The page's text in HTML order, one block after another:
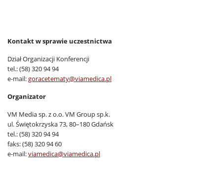
Kontakt w sprawie uczestnictwa
Dział Organizacji Konferencji
tel.: (58) 320 94 94
e-mail:goracetematy@viamedica.pl
Organizator
VM Media sp. z o.o. VM Group sp.k.
ul. Świętokrzyska 73, 80–180 Gdańsk
tel.: (58) 320 94 94
faks: (58) 320 94 60
e-mail:viamedica@viamedica.pl